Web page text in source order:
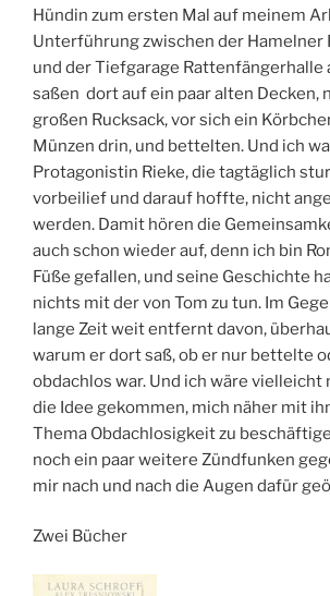
Hündin zum ersten Mal auf meinem
Unterführung zwischen der Hamelner
und der Tiefgarage Rattenfängerhalle
saßen dort auf ein paar alten Decken,
großen Rucksack, vor sich ein
Münzen drin, und bettelten. Und ich
Protagonistin Rieke, die tagtäglich
vorbeilief und darauf hoffte, nicht
werden. Damit hören die
auch schon wieder auf, denn ich bin
Füße gefallen, und seine Geschichte
nichts mit der von Tom zu tun. Im
lange Zeit weit entfernt davon,
warum er dort saß, ob er nur bettelte
obdachlos war. Und ich wäre vielleicht
die Idee gekommen, mich näher mit
Thema Obdachlosigkeit zu
noch ein paar weitere Zündfunken
mir nach und nach die Augen dafür
Zwei Bücher